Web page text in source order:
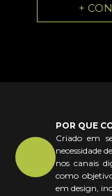
+
POR QUE
Criado em
necessidade
nos canais
como
em design,